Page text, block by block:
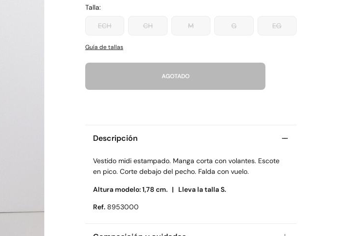
Talla:
ECH CH M G EG
Guía de tallas
AGOTADO
Descripción
Vestido midi estampado. Manga corta con volantes. Escote
en pico. Corte debajo del pecho. Falda con vuelo.
Altura modelo: 1,78 cm. | Lleva la talla S.
Ref. 8953000